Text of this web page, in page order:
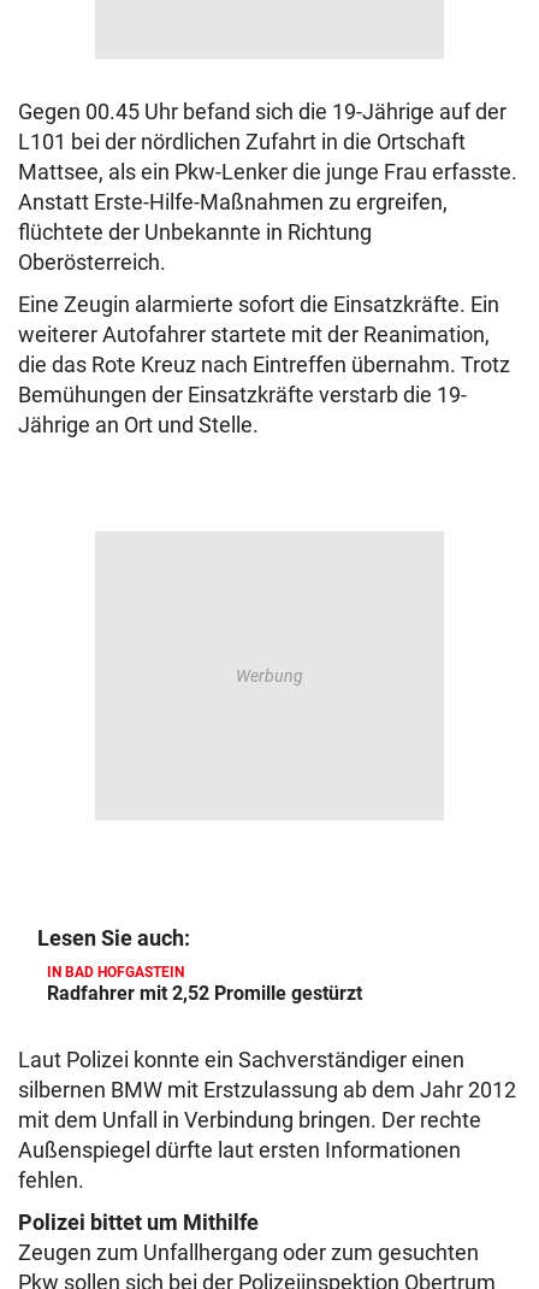
Gegen 00.45 Uhr befand sich die 19-Jährige auf der
L101 bei der nördlichen Zufahrt in die Ortschaft
Mattsee, als ein Pkw-Lenker die junge Frau erfasste.
Anstatt Erste-Hilfe-Maßnahmen zu ergreifen,
flüchtete der Unbekannte in Richtung
Oberösterreich.
Eine Zeugin alarmierte sofort die Einsatzkräfte. Ein
weiterer Autofahrer startete mit der Reanimation,
die das Rote Kreuz nach Eintreffen übernahm. Trotz
Bemühungen der Einsatzkräfte verstarb die 19-
Jährige an Ort und Stelle.
Lesen Sie auch:
IN BAD HOFGASTEIN
Radfahrer mit 2,52 Promille gestürzt
Laut Polizei konnte ein Sachverständiger einen
silbernen BMW mit Erstzulassung ab dem Jahr 2012
mit dem Unfall in Verbindung bringen. Der rechte
Außenspiegel dürfte laut ersten Informationen
fehlen.
Polizei bittet um Mithilfe
Zeugen zum Unfallhergang oder zum gesuchten
Pkw sollen sich bei der Polizeiinspektion Obertrum